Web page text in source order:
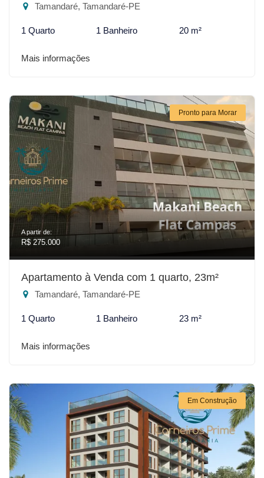
Tamandaré, Tamandaré-PE
1 Quarto 1 Banheiro 20 m²
Mais informações
Pronto para Morar
A partir de:
R$ 275.000
Apartamento à Venda com 1 quarto, 23m²
Tamandaré, Tamandaré-PE
1 Quarto 1 Banheiro 23 m²
Mais informações
Em Construção